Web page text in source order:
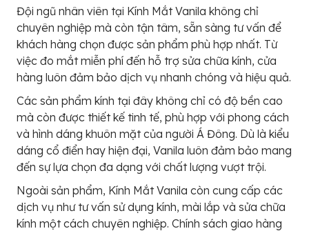
Đội ngũ nhân viên tại Kính Mắt Vanila không chỉ
chuyên nghiệp mà còn tận tâm, sẵn sàng tư vấn để
khách hàng chọn được sản phẩm phù hợp nhất. Từ
việc đo mắt miễn phí đến hỗ trợ sửa chữa kính, cửa
hàng luôn đảm bảo dịch vụ nhanh chóng và hiệu quả.
Các sản phẩm kính tại đây không chỉ có độ bền cao
mà còn được thiết kế tinh tế, phù hợp với phong cách
và hình dáng khuôn mặt của người Á Đông. Dù là kiểu
dáng cổ điển hay hiện đại, Vanila luôn đảm bảo mang
đến sự lựa chọn đa dạng với chất lượng vượt trội.
Ngoài sản phẩm, Kính Mắt Vanila còn cung cấp các
dịch vụ như tư vấn sử dụng kính, mài lắp và sửa chữa
kính một cách chuyên nghiệp. Chính sách giao hàng